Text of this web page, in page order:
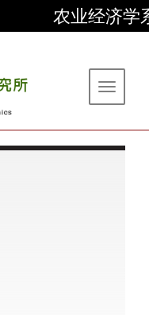
农业经济学
Toggle